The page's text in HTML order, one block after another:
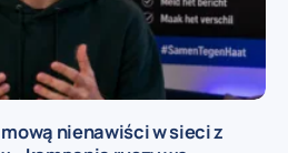
nienawiści w sieci z